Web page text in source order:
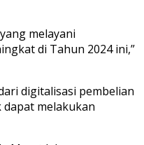
melayani
di Tahun 2024 ini,”
digitalisasi pembelian
melakukan